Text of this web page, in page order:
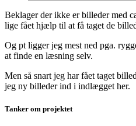
Beklager der ikke er billeder med
lige fået hjælp til at få taget de
Og pt ligger jeg mest ned pga.
at finde en læsning selv.
Men så snart jeg har fået taget
jeg ny billeder ind i indlægget her.
Tanker om projektet